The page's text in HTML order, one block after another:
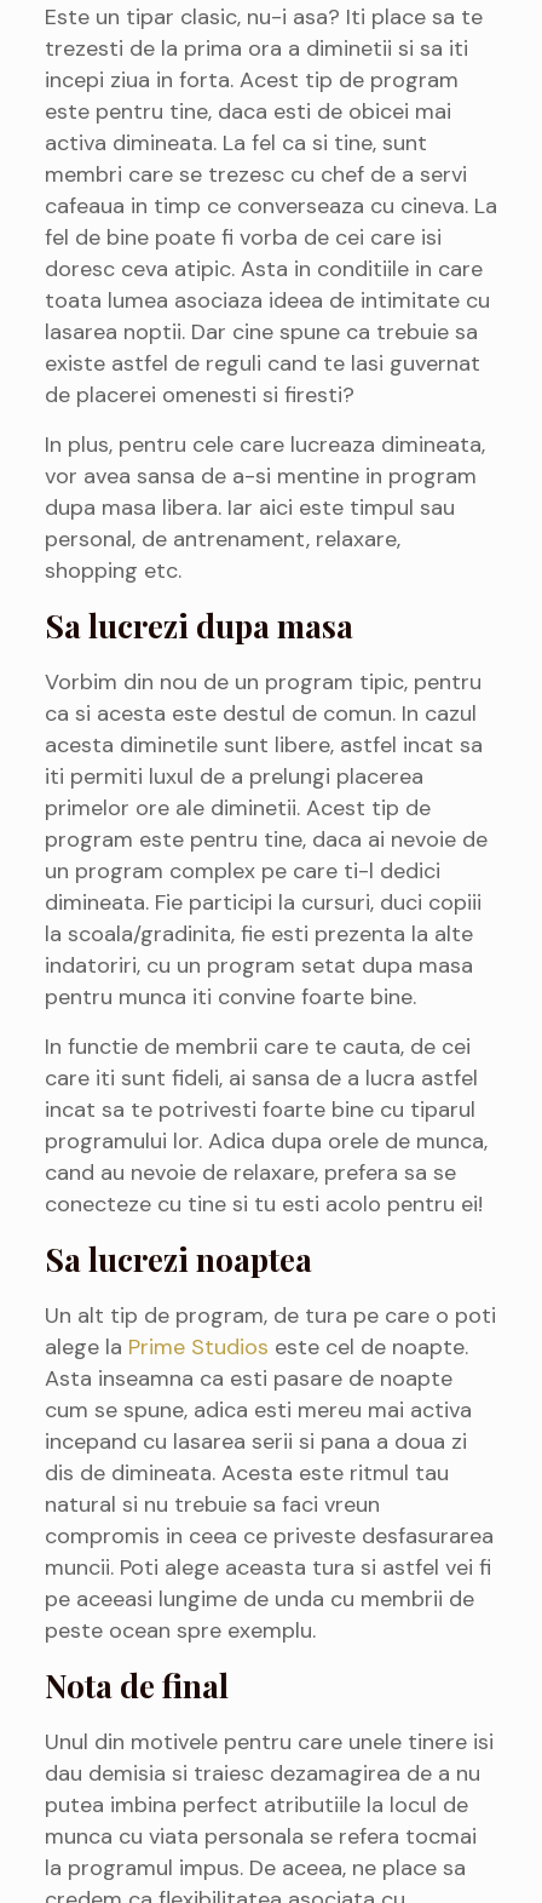
Este un tipar clasic, nu-i asa? Iti place sa te
trezesti de la prima ora a diminetii si sa iti
incepi ziua in forta. Acest tip de program
este pentru tine, daca esti de obicei mai
activa dimineata. La fel ca si tine, sunt
membri care se trezesc cu chef de a servi
cafeaua in timp ce converseaza cu cineva. La
fel de bine poate fi vorba de cei care isi
doresc ceva atipic. Asta in conditiile in care
toata lumea asociaza ideea de intimitate cu
lasarea noptii. Dar cine spune ca trebuie sa
existe astfel de reguli cand te lasi guvernat
de placerei omenesti si firesti?
In plus, pentru cele care lucreaza dimineata,
vor avea sansa de a-si mentine in program
dupa masa libera. Iar aici este timpul sau
personal, de antrenament, relaxare,
shopping etc.
Sa lucrezi dupa masa
Vorbim din nou de un program tipic, pentru
ca si acesta este destul de comun. In cazul
acesta diminetile sunt libere, astfel incat sa
iti permiti luxul de a prelungi placerea
primelor ore ale diminetii. Acest tip de
program este pentru tine, daca ai nevoie de
un program complex pe care ti-l dedici
dimineata. Fie participi la cursuri, duci copiii
la scoala/gradinita, fie esti prezenta la alte
indatoriri, cu un program setat dupa masa
pentru munca iti convine foarte bine.
In functie de membrii care te cauta, de cei
care iti sunt fideli, ai sansa de a lucra astfel
incat sa te potrivesti foarte bine cu tiparul
programului lor. Adica dupa orele de munca,
cand au nevoie de relaxare, prefera sa se
conecteze cu tine si tu esti acolo pentru ei!
Sa lucrezi noaptea
Un alt tip de program, de tura pe care o poti
alege la Prime Studios este cel de noapte.
Asta inseamna ca esti pasare de noapte
cum se spune, adica esti mereu mai activa
incepand cu lasarea serii si pana a doua zi
dis de dimineata. Acesta este ritmul tau
natural si nu trebuie sa faci vreun
compromis in ceea ce priveste desfasurarea
muncii. Poti alege aceasta tura si astfel vei fi
pe aceeasi lungime de unda cu membrii de
peste ocean spre exemplu.
Nota de final
Unul din motivele pentru care unele tinere isi
dau demisia si traiesc dezamagirea de a nu
putea imbina perfect atributiile la locul de
munca cu viata personala se refera tocmai
la programul impus. De aceea, ne place sa